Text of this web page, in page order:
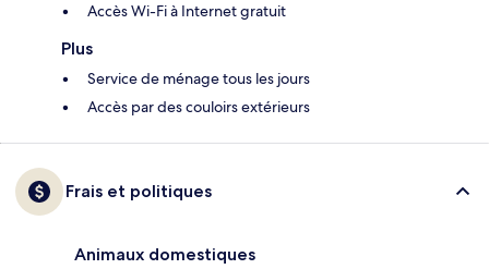
Accès Wi-Fi à Internet gratuit
Plus
Service de ménage tous les jours
Accès par des couloirs extérieurs
Frais et politiques
Animaux domestiques